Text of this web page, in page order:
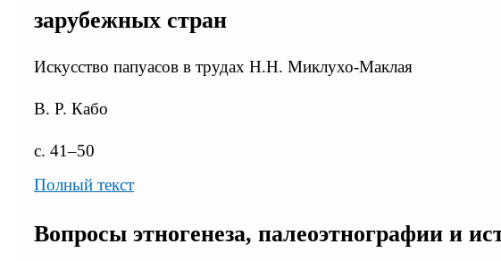
зарубежных стран
Искусство папуасов в трудах Н.Н. Миклухо-Маклая
В. Р. Кабо
с. 41–50
Полный текст
Вопросы этногенеза, палеоэтнографии и